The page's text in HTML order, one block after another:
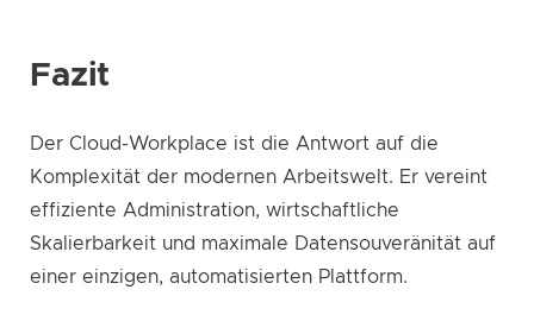
Fazit
Der Cloud-Workplace ist die Antwort auf die
Komplexität der modernen Arbeitswelt. Er vereint
effiziente Administration, wirtschaftliche
Skalierbarkeit und maximale Datensouveränität auf
einer einzigen, automatisierten Plattform.